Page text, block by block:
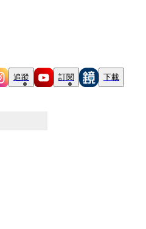
追蹤 訂閱 下載